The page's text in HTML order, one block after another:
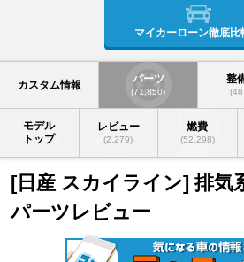
マイカーローン徹底比
カスタム情報 パーツ
(71,850)
整
モデル
トップ
レビュー
(2,279)
燃費
(52,298)
[日産 スカイライン] 排気
パーツレビュー